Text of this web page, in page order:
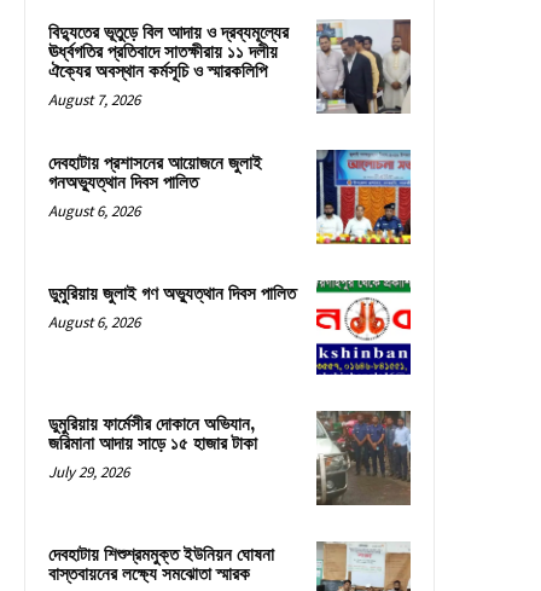
বিদ্যুতের ভূতুড়ে বিল আদায় ও দ্রব্যমূল্যের
ঊর্ধ্বগতির প্রতিবাদে সাতক্ষীরায় ১১ দলীয়
ঐক্যের অবস্থান কর্মসূচি ও স্মারকলিপি
August 7, 2026
দেবহাটায় প্রশাসনের আয়োজনে জুলাই
গনঅভ্যুত্থান দিবস পালিত
August 6, 2026
ডুমুরিয়ায় জুলাই গণ অভ্যুত্থান দিবস পালিত
August 6, 2026
ডুমুরিয়ায় ফার্মেসীর দোকানে অভিযান,
জরিমানা আদায় সাড়ে ১৫ হাজার টাকা
July 29, 2026
দেবহাটায় শিশুশ্রমমুক্ত ইউনিয়ন ঘোষনা
বাস্তবায়নের লক্ষ্যে সমঝোতা স্মারক